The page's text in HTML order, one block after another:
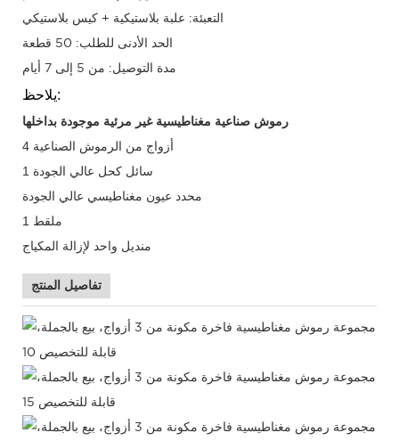
التعبئة: علبة بلاستيكية + كيس بلاستيكي
الحد الأدنى للطلب: 50 قطعة
مدة التوصيل: من 5 إلى 7 أيام
يلاحظ:
رموش صناعية مغناطيسية غير مرئية موجودة بداخلها
4 أزواج من الرموش الصناعية
1 سائل كحل عالي الجودة
محدد عيون مغناطيسي عالي الجودة
1 ملقط
منديل واحد لإزالة المكياج
تفاصيل المنتج